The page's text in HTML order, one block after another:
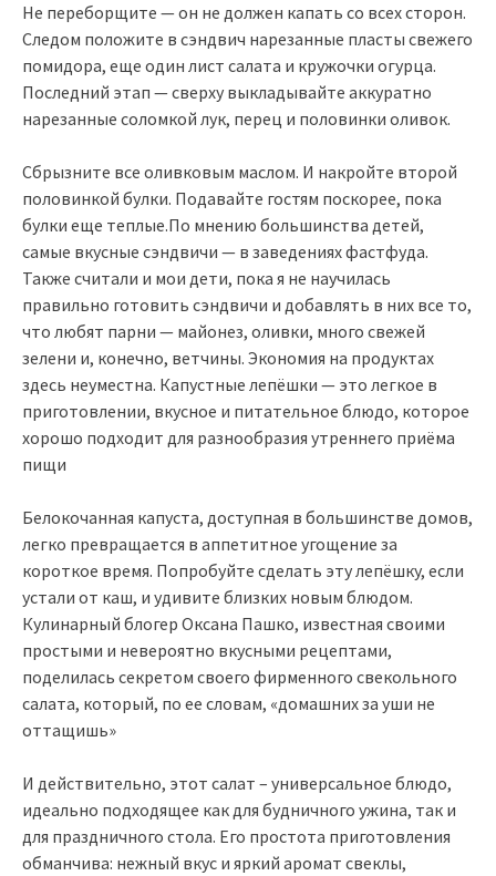
Не переборщите — он не должен капать со всех сторон.
Следом положите в сэндвич нарезанные пласты свежего
помидора, еще один лист салата и кружочки огурца.
Последний этап — сверху выкладывайте аккуратно
нарезанные соломкой лук, перец и половинки оливок.
Сбрызните все оливковым маслом. И накройте второй
половинкой булки. Подавайте гостям поскорее, пока
булки еще теплые.По мнению большинства детей,
самые вкусные сэндвичи — в заведениях фастфуда.
Также считали и мои дети, пока я не научилась
правильно готовить сэндвичи и добавлять в них все то,
что любят парни — майонез, оливки, много свежей
зелени и, конечно, ветчины. Экономия на продуктах
здесь неуместна. Капустные лепёшки — это легкое в
приготовлении, вкусное и питательное блюдо, которое
хорошо подходит для разнообразия утреннего приёма
пищи
Белокочанная капуста, доступная в большинстве домов,
легко превращается в аппетитное угощение за
короткое время. Попробуйте сделать эту лепёшку, если
устали от каш, и удивите близких новым блюдом.
Кулинарный блогер Оксана Пашко, известная своими
простыми и невероятно вкусными рецептами,
поделилась секретом своего фирменного свекольного
салата, который, по ее словам, «домашних за уши не
оттащишь»
И действительно, этот салат – универсальное блюдо,
идеально подходящее как для будничного ужина, так и
для праздничного стола. Его простота приготовления
обманчива: нежный вкус и яркий аромат свеклы,